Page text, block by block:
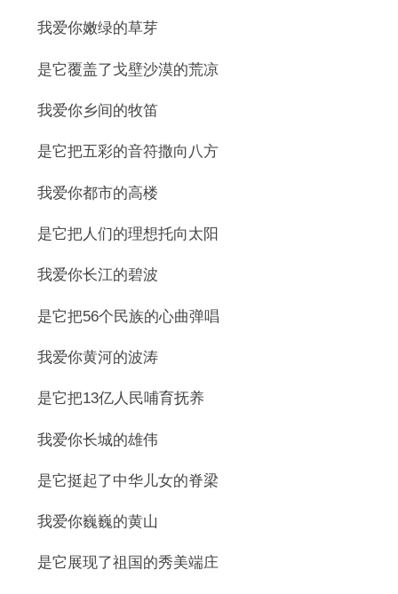
我爱你嫩绿的草芽
是它覆盖了戈壁沙漠的荒凉
我爱你乡间的牧笛
是它把五彩的音符撒向八方
我爱你都市的高楼
是它把人们的理想托向太阳
我爱你长江的碧波
是它把56个民族的心曲弹唱
我爱你黄河的波涛
是它把13亿人民哺育抚养
我爱你长城的雄伟
是它挺起了中华儿女的脊梁
我爱你巍巍的黄山
是它展现了祖国的秀美端庄